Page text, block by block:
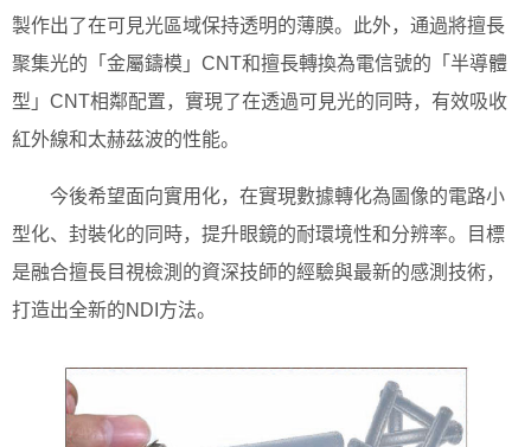
製作出了在可見光區域保持透明的薄膜。此外，通過將擅長
聚集光的「金屬鑄模」CNT和擅長轉換為電信號的「半導體
型」CNT相鄰配置，實現了在透過可見光的同時，有效吸收
紅外線和太赫茲波的性能。
今後希望面向實用化，在實現數據轉化為圖像的電路小
型化、封裝化的同時，提升眼鏡的耐環境性和分辨率。目標
是融合擅長目視檢測的資深技師的經驗與最新的感測技術，
打造出全新的NDI方法。